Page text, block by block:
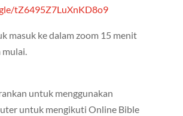
tZ6495Z7LuXnKD8o9
masuk ke dalam zoom 15 menit
mulai.
untuk menggunakan
untuk mengikuti Online Bible